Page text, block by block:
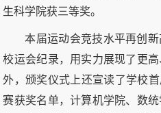
生科学院获三等奖。
本届运动会竞技水平再创
校运会纪录，用实力展现了更
外，颁奖仪式上还宣读了学校
赛获奖名单，计算机学院、数